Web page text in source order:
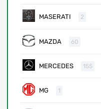
MASERATI 2
MAZDA 60
MERCEDES 155
MG 1